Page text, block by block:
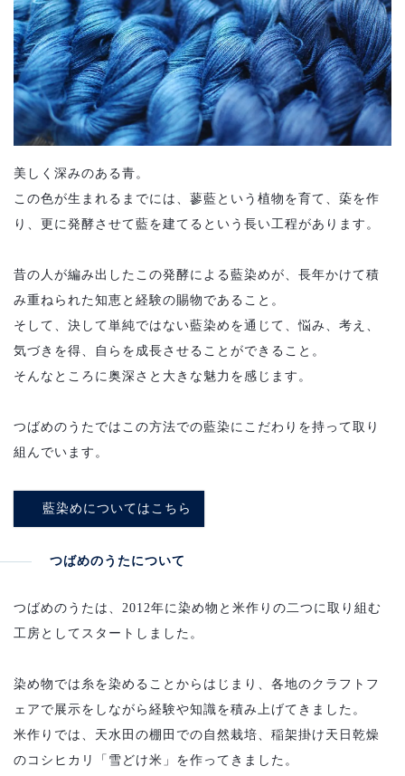
美しく深みのある青。
この色が生まれるまでには、蓼藍という植物を育て、蒅を作
り、更に発酵させて藍を建てるという長い工程があります。
昔の人が編み出したこの発酵による藍染めが、長年かけて積
み重ねられた知恵と経験の賜物であること。
そして、決して単純ではない藍染めを通じて、悩み、考え、
気づきを得、自らを成長させることができること。
そんなところに奥深さと大きな魅力を感じます。
つばめのうたではこの方法での藍染にこだわりを持って取り
組んでいます。
藍染めについてはこちら
つばめのうたについて
つばめのうたは、2012年に染め物と米作りの二つに取り組む
工房としてスタートしました。
染め物では糸を染めることからはじまり、各地のクラフトフ
ェアで展示をしながら経験や知識を積み上げてきました。
米作りでは、天水田の棚田での自然栽培、稲架掛け天日乾燥
のコシヒカリ「雪どけ米」を作ってきました。